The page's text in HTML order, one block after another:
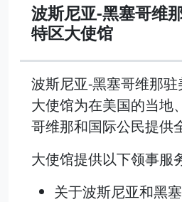
波斯尼亚-黑塞哥维
特区大使馆
波斯尼亚-黑塞哥维那
大使馆为在美国的当地
哥维那和国际公民提供
大使馆提供以下领事服
关于波斯尼亚和黑